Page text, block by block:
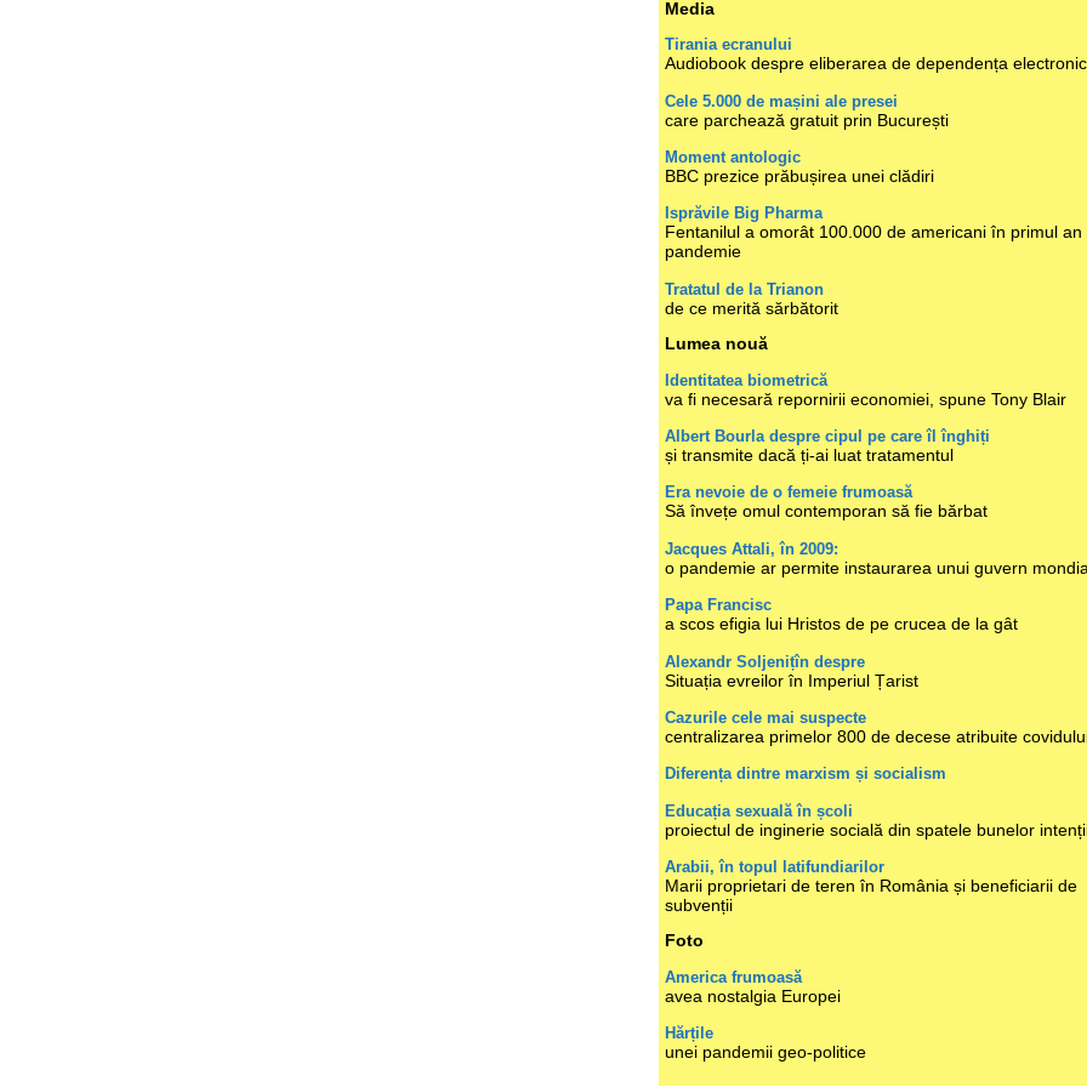
Media
Tirania ecranului
Audiobook despre eliberarea de dependența
Cele 5.000 de mașini ale presei
care parchează gratuit prin București
Moment antologic
BBC prezice prăbușirea unei clădiri
Isprăvile Big Pharma
Fentanilul a omorât 100.000 de americani în primul an
pandemie
Tratatul de la Trianon
de ce merită sărbătorit
Lumea nouă
Identitatea biometrică
va fi necesară repornirii economiei, spune Tony Blair
Albert Bourla despre cipul pe care îl înghiți
și transmite dacă ți-ai luat tratamentul
Era nevoie de o femeie frumoasă
Să învețe omul contemporan să fie bărbat
Jacques Attali, în 2009:
o pandemie ar permite instaurarea unui guvern
Papa Francisc
a scos efigia lui Hristos de pe crucea de la gât
Alexandr Soljenițîn despre
Situația evreilor în Imperiul Țarist
Cazurile cele mai suspecte
centralizarea primelor 800 de decese atribuite
Diferența dintre marxism și socialism
Educația sexuală în școli
proiectul de inginerie socială din spatele bunelor
Arabii, în topul latifundiarilor
Marii proprietari de teren în România și beneficiarii de
subvenții
Foto
America frumoasă
avea nostalgia Europei
Hărțile
unei pandemii geo-politice